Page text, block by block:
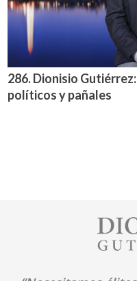
286. Dionisio
políticos y pañales